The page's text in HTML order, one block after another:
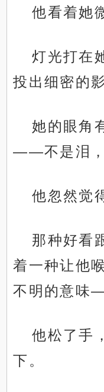
他看着她
灯光打在
投出细密的
她的眼角
——不是泪，
他忽然觉
那种好看
着一种让他
不明的意味
他松了手
下。